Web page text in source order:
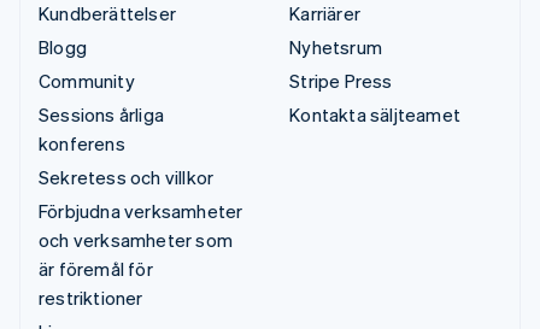
Kundberättelser
Blogg
Community
Sessions årliga
konferens
Sekretess och villkor
Förbjudna verksamheter
och verksamheter som
är föremål för
restriktioner
Karriärer
Nyhetsrum
Stripe Press
Kontakta säljteamet